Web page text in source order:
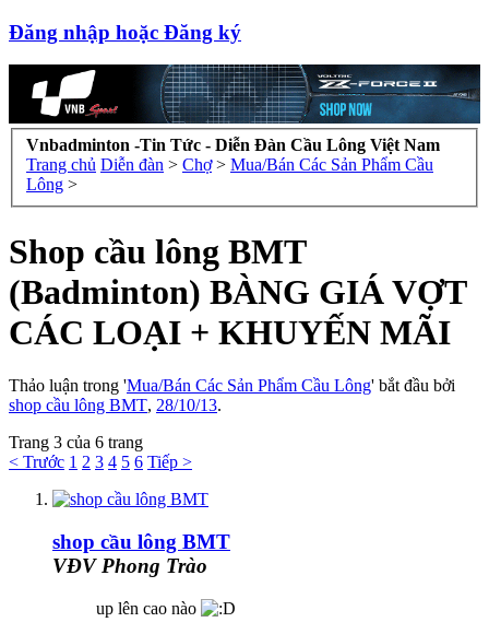
Đăng nhập hoặc Đăng ký
Vnbadminton -Tin Tức - Diễn Đàn Cầu Lông Việt Nam
Trang chủ Diễn đàn > Chợ > Mua/Bán Các Sản Phẩm Cầu
Lông >
Shop cầu lông BMT
(Badminton) BÀNG GIÁ VỢT
CÁC LOẠI + KHUYẾN MÃI
Thảo luận trong 'Mua/Bán Các Sản Phẩm Cầu Lông' bắt đầu bởi
shop cầu lông BMT, 28/10/13.
Trang 3 của 6 trang
< Trước 1 2 3 4 5 6 Tiếp >
shop cầu lông BMT
VĐV Phong Trào
up lên cao nào